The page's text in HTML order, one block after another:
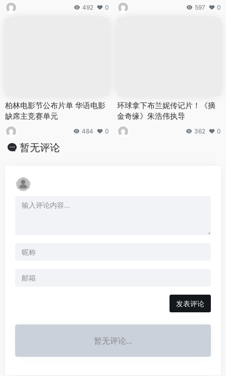
492 0 597 0
柏林电影节公布片单 华语电影
缺席主竞赛单元
484 0
环球拿下布兰妮传记片！《摘
金奇缘》朱浩伟执导
362 0
暂无评论
发表评论
暂无评论...